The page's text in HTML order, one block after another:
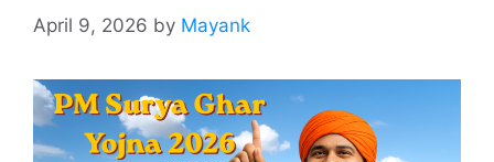
April 9, 2026 by Mayank